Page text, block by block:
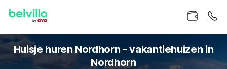
Huisje huren Nordhorn - vakantiehuizen in
Nordhorn